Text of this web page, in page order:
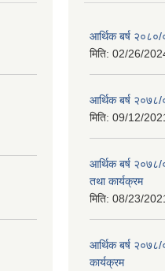
आर्थिक बर्ष २०८०/
मिति: 02/26/
आर्थिक बर्ष २०७८/
मिति: 09/12/
आर्थिक बर्ष २०७८/
तथा कार्यक्रम
मिति: 08/23/
आर्थिक बर्ष
कार्यक्रम